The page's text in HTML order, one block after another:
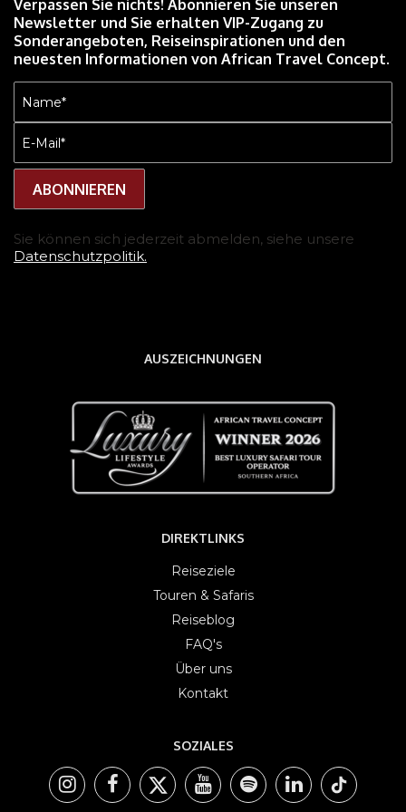
Verpassen Sie nichts! Abonnieren Sie unseren
Newsletter und Sie erhalten VIP-Zugang zu
Sonderangeboten, Reiseinspirationen und den
neuesten Informationen von African Travel Concept.
Name
(erforderlich)
E-
Mail
(erforderlich)
Sie können sich jederzeit abmelden, siehe unsere
Datenschutzpolitik.
AUSZEICHNUNGEN
DIREKTLINKS
Reiseziele
Touren & Safaris
Reiseblog
FAQ's
Über uns
Kontakt
SOZIALES